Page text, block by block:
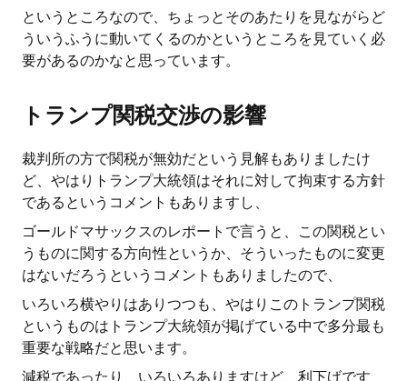
というところなので、ちょっとそのあたりを見ながらど
ういうふうに動いてくるのかというところを見ていく必
要があるのかなと思っています。
トランプ関税交渉の影響
裁判所の方で関税が無効だという見解もありましたけ
ど、やはりトランプ大統領はそれに対して拘束する方針
であるというコメントもありますし、
ゴールドマサックスのレポートで言うと、この関税とい
うものに関する方向性というか、そういったものに変更
はないだろうというコメントもありましたので、
いろいろ横やりはありつつも、やはりこのトランプ関税
というものはトランプ大統領が掲げている中で多分最も
重要な戦略だと思います。
減税であったり、いろいろありますけど、利下げです